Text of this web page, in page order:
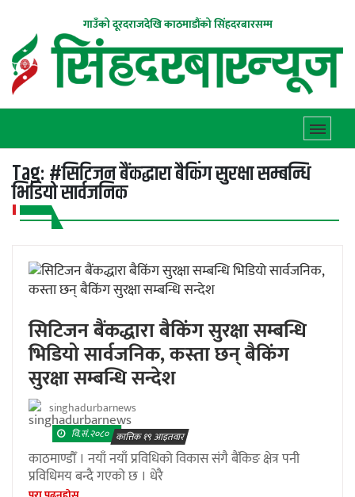
गाउँको दूरदराजदेखि काठमाडौंको सिंहदरबारसम्म
Tag: #सिटिजन बैंकद्धारा बैकिंग सुरक्षा सम्बन्धि
भिडियो सार्वजनिक
सिटिजन बैंकद्धारा बैकिंग सुरक्षा सम्बन्धि
भिडियो सार्वजनिक, कस्ता छन् बैकिंग
सुरक्षा सम्बन्धि सन्देश
singhadurbarnews
वि.सं.२०८० कात्तिक १९ आइतवार
काठमाण्डौँ । नयाँ नयाँ प्रविधिको विकास संगै बैंकिङ क्षेत्र पनी
प्रविधिमय बन्दै गएको छ । धेरै